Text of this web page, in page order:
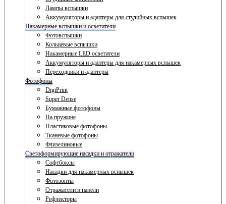
Лампы вспышки
Аккумуляторы и адаптеры для студийных вспышек
Накамерные вспышки и осветители
Фотовспышки
Кольцевые вспышки
Накамерные LED осветители
Аккумуляторы и адаптеры для накамерных вспышек
Переходники и адаптеры
Фотофоны
DigiPrint
Super Dense
Бумажные фотофоны
На пружине
Пластиковые фотофоны
Тканевые фотофоны
Флизелиновые
Светоформирующие насадки и отражатели
Софтбоксы
Насадки для накамерных вспышек
Фотозонты
Отражатели и панели
Рефлекторы